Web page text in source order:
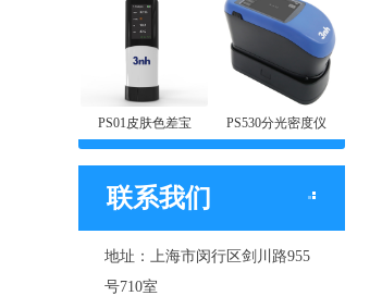
PS01皮肤色差宝 PS530分光密度仪
联系我们
地址：上海市闵行区剑川路955
号710室